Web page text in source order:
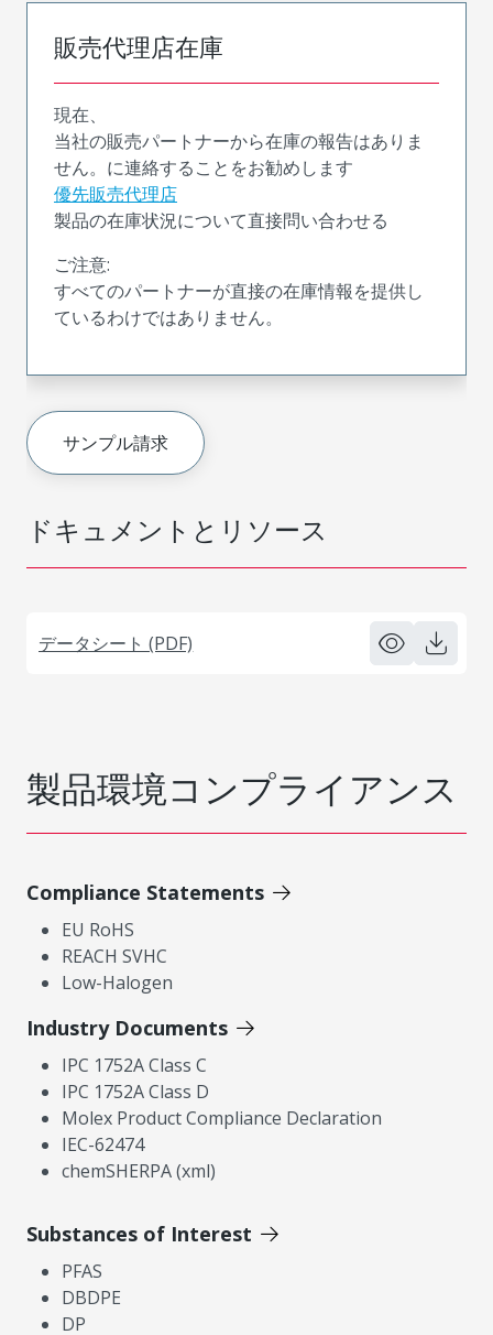
ドキュメントとリソース
データシート (PDF)
販売代理店在庫
現在、
当社の販売パートナーから在庫の報告はありま
せん。に連絡することをお勧めします
優先販売代理店
製品の在庫状況について直接問い合わせる
ご注意:
すべてのパートナーが直接の在庫情報を提供し
ているわけではありません。
サンプル請求
製品環境コンプライアンス
Compliance Statements
EU RoHS
REACH SVHC
Low-Halogen
Industry Documents
IPC 1752A Class C
IPC 1752A Class D
Molex Product Compliance Declaration
IEC-62474
chemSHERPA (xml)
Substances of Interest
PFAS
DBDPE
DP